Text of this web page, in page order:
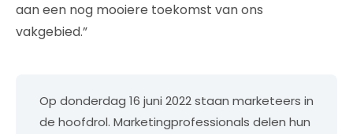
aan een nog mooiere toekomst van ons
vakgebied.”
Op donderdag 16 juni 2022 staan marketeers in
de hoofdrol. Marketingprofessionals delen hun